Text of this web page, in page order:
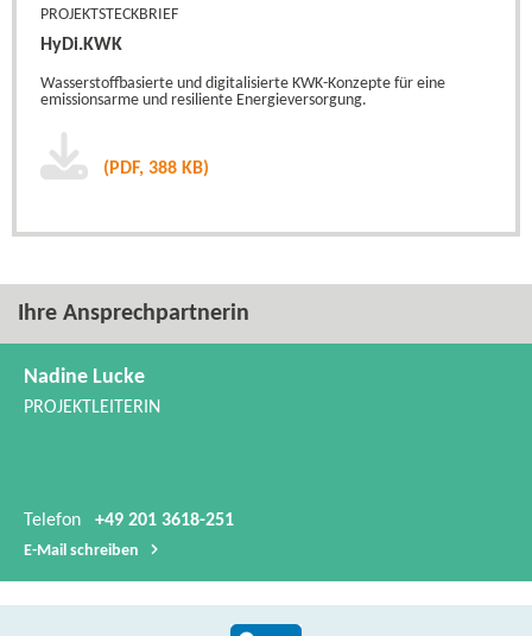
PROJEKTSTECKBRIEF
HyDi.KWK
Wasserstoffbasierte und digitalisierte KWK-​Konzepte für eine
emissionsarme und resiliente Energieversorgung.
(PDF, 388 KB)
Ihre Ansprechpartnerin
Nadine Lucke
PROJEKTLEITERIN
Telefon +49 201 3618-251
E-​Mail schreiben